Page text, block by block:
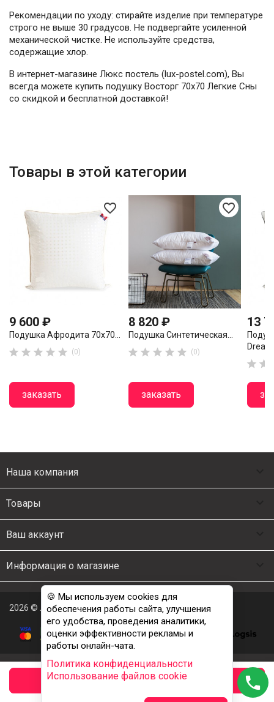
Рекомендации по уходу: стирайте изделие при температуре
строго не выше 30 градусов. Не подвергайте усиленной
механической чистке. Не используйте средства,
содержащие хлор.
В интернет-магазине Люкс постель (lux-postel.com), Вы
всегда можете купить подушку Восторг 70x70 Легкие Сны
со скидкой и бесплатной доставкой!
Товары в этой категории
favorite_border
9 600 ₽
Подушка Афродита 70x70...
     (0)
заказать
favorite_border
8 820 ₽
Подушка Синтетическая...
     (0)
заказать
13
 
Наша компания
Товары
Ваш аккаунт
Информация о магазине
2026 © Люкс Постель
🍪 Мы используем cookies для
обеспечения работы сайта, улучшения
его удобства, проведения аналитики,
оценки эффективности рекламы и
работы онлайн-чата.
Политика конфиденциальности
Использование файлов cookie
phone
заказать